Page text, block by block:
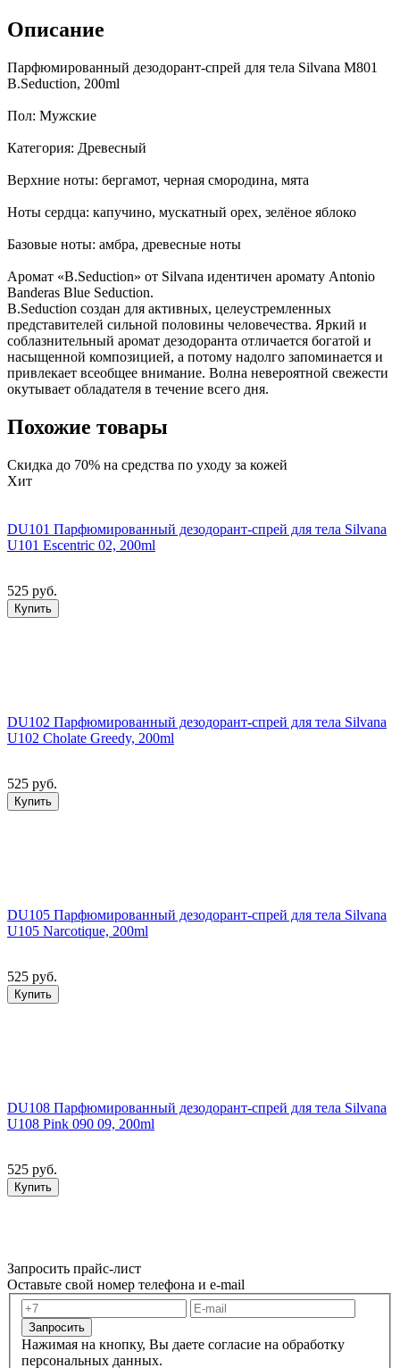
Описание
Парфюмированный дезодорант-спрей для тела Silvana M801
B.Seduction, 200ml
Пол: Мужские
Категория: Древесный
Верхние ноты: бергамот, черная смородина, мята
Ноты сердца: капучино, мускатный орех, зелёное яблоко
Базовые ноты: амбра, древесные ноты
Аромат «B.Seduction» от Silvana идентичен аромату Antonio
Banderas Blue Seduction.
B.Seduction создан для активных, целеустремленных
представителей сильной половины человечества. Яркий и
соблазнительный аромат дезодоранта отличается богатой и
насыщенной композицией, а потому надолго запоминается и
привлекает всеобщее внимание. Волна невероятной свежести
окутывает обладателя в течение всего дня.
Похожие товары
Скидка до 70% на средства по уходу за кожей
Хит
DU101 Парфюмированный дезодорант-спрей для тела Silvana
U101 Escentric 02, 200ml
525 руб.
Купить
DU102 Парфюмированный дезодорант-спрей для тела Silvana
U102 Cholate Greedy, 200ml
525 руб.
Купить
DU105 Парфюмированный дезодорант-спрей для тела Silvana
U105 Narcotique, 200ml
525 руб.
Купить
DU108 Парфюмированный дезодорант-спрей для тела Silvana
U108 Pink 090 09, 200ml
525 руб.
Купить
Запросить прайс-лист
Оставьте свой номер телефона и e-mail
Запросить
Нажимая на кнопку, Вы даете согласие на обработку
персональных данных.